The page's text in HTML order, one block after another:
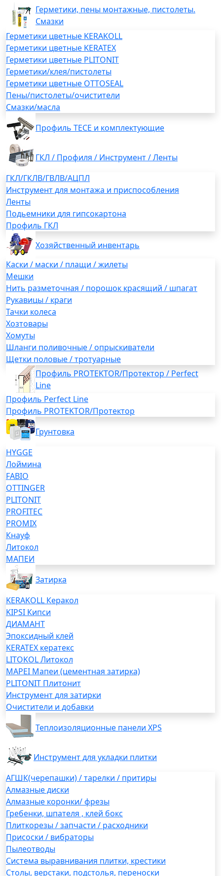
Герметики, пены монтажные, пистолеты.
Смазки
Герметики цветные KERAKOLL
Герметики цветные KERATEX
Герметики цветные PLITONIT
Герметики/клея/пистолеты
Герметики цветные OTTOSEAL
Пены/пистолеты/очистители
Смазки/масла
Профиль TECE и комплектующие
ГКЛ / Профиля / Инструмент / Ленты
ГКЛ/ГКЛВ/ГВЛВ/АЦПЛ
Инструмент для монтажа и приспособления
Ленты
Подьемники для гипсокартона
Профиль ГКЛ
Хозяйственный инвентарь
Каски / маски / плащи / жилеты
Мешки
Нить разметочная / порошок красящий / шпагат
Рукавицы / краги
Тачки колеса
Хозтовары
Хомуты
Шланги поливочные / опрыскиватели
Щетки половые / тротуарные
Профиль PROTEKTOR/Протектор / Perfect
Line
Профиль Perfect Line
Профиль PROTEKTOR/Протектор
Грунтовка
HYGGE
Лоймина
FABIO
OTTINGER
PLITONIT
PROFITEC
PROMIX
Кнауф
Литокол
МАПЕИ
Затирка
KERAKOLL Керакол
KIPSI Кипси
ДИАМАНТ
Эпоксидный клей
KERATEX кератекс
LITOKOL Литокол
MAPEI Мапеи (цементная затирка)
PLITONIT Плитонит
Инструмент для затирки
Очистители и добавки
Теплоизоляционные панели XPS
Инструмент для укладки плитки
АГШК(черепашки) / тарелки / притиры
Алмазные диски
Алмазные коронки/ фрезы
Гребенки, шпателя , клей бокс
Плиткорезы / запчасти / расходники
Присоски / вибраторы
Пылеотводы
Система выравнивания плитки, крестики
Столы, верстаки, подстолья, переноски